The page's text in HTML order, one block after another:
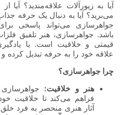
آیا به زیورآلات علاقه‌مندید؟ آیا
می‌برید؟ آیا به دنبال یک حرفه
جواهرسازی می‌تواند پاسخی
باشد. جواهرسازی، هنر تلفیق
قیمتی و خلاقیت است. با
علاقه خود را به حرفه تبدیل کرده
چرا جواهرسازی؟
هنر و خلاقیت:
فراهم می‌کند تا خلاقیت
آثار هنری منحصر به فرد خلق